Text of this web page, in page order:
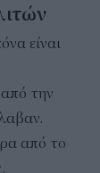
είναι
την
από το